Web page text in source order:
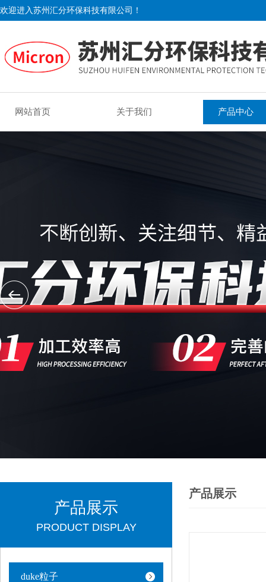
欢迎进入苏州汇分环保科技有限公司！
网站首页 关于我们 产品中心
产品展示
PRODUCT DISPLAY
duke粒子
产品展示